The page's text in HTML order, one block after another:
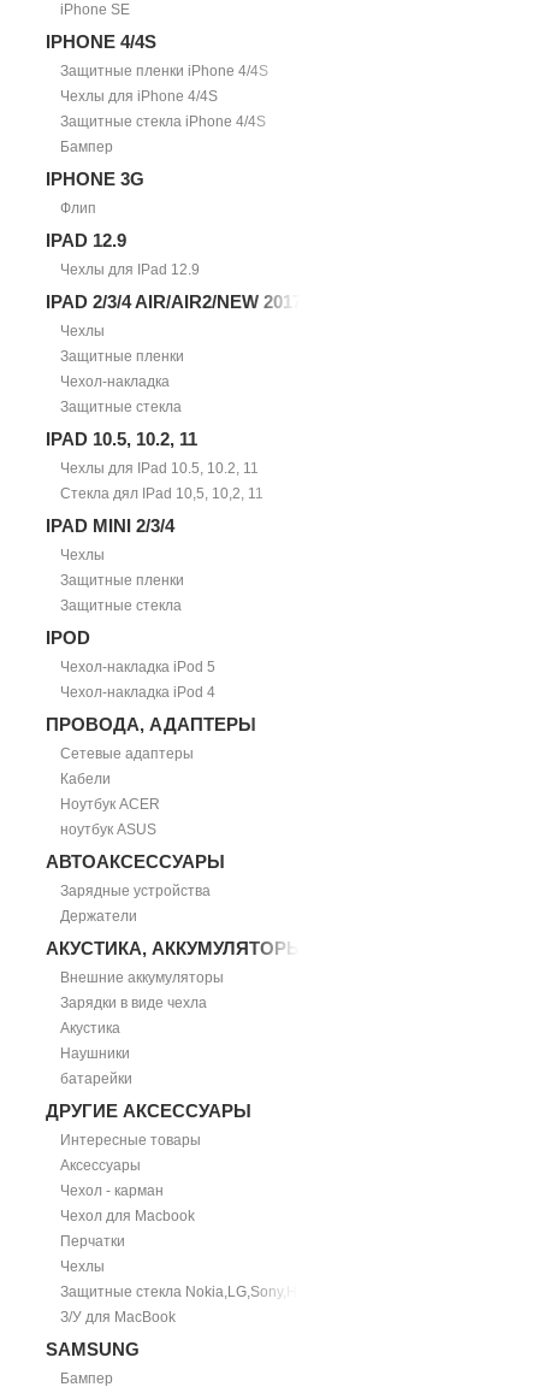
iPhone SE
IPHONE 4/4S
Защитные пленки iPhone 4/4S
Чехлы для iPhone 4/4S
Защитные стекла iPhone 4/4S
Бампер
IPHONE 3G
Флип
IPAD 12.9
Чехлы для IPad 12.9
IPAD 2/3/4 AIR/AIR2/NEW 2017
Чехлы
Защитные пленки
Чехол-накладка
Защитные стекла
IPAD 10.5, 10.2, 11
Чехлы для IPad 10.5, 10.2, 11
Стекла дял IPad 10,5, 10,2, 11
IPAD MINI 2/3/4
Чехлы
Защитные пленки
Защитные стекла
IPOD
Чехол-накладка iPod 5
Чехол-накладка iPod 4
ПРОВОДА, АДАПТЕРЫ
Сетевые адаптеры
Кабели
Ноутбук ACER
ноутбук ASUS
АВТОАКСЕССУАРЫ
Зарядные устройства
Держатели
АКУСТИКА, АККУМУЛЯТОРЫ
Внешние аккумуляторы
Зарядки в виде чехла
Акустика
Наушники
батарейки
ДРУГИЕ АКСЕССУАРЫ
Интересные товары
Аксессуары
Чехол - карман
Чехол для Macbook
Перчатки
Чехлы
Защитные стекла Nokia,LG,Sony,HTC
З/У для MacBook
SAMSUNG
Бампер